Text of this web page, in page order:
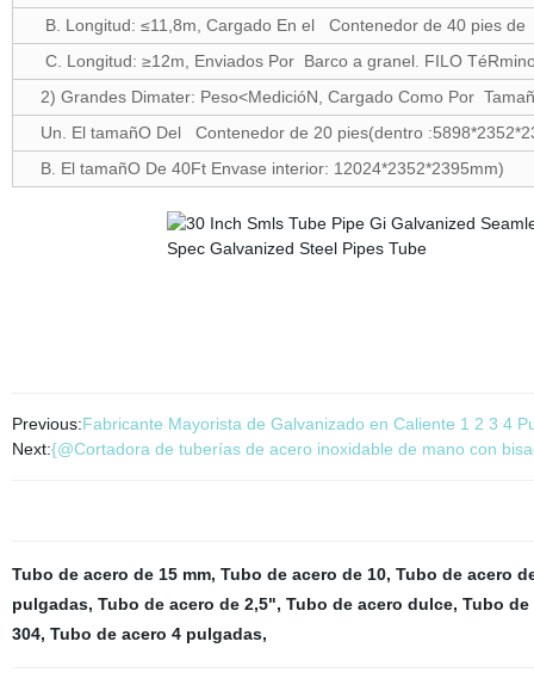
B. Longitud: ≤11,8m, Cargado En el Contenedor de 40 pies de
C. Longitud: ≥12m, Enviados Por Barco a granel. FILO
2) Grandes Dimater: Peso<MedicióN, Cargado Como Por
Un. El tamañO Del Contenedor de 20 pies(dentro
B. El tamañO De 40Ft Envase interior: 12024*2352*2395mm)
Previous:Fabricante Mayorista de Galvanizado en Caliente 1 2 3 4
Next:{@Cortadora de tuberías de acero inoxidable de mano con
Tubo de acero de 15 mm, Tubo de acero de 10, Tubo de acero
pulgadas, Tubo de acero de 2,5", Tubo de acero dulce, Tubo de
304, Tubo de acero 4 pulgadas,